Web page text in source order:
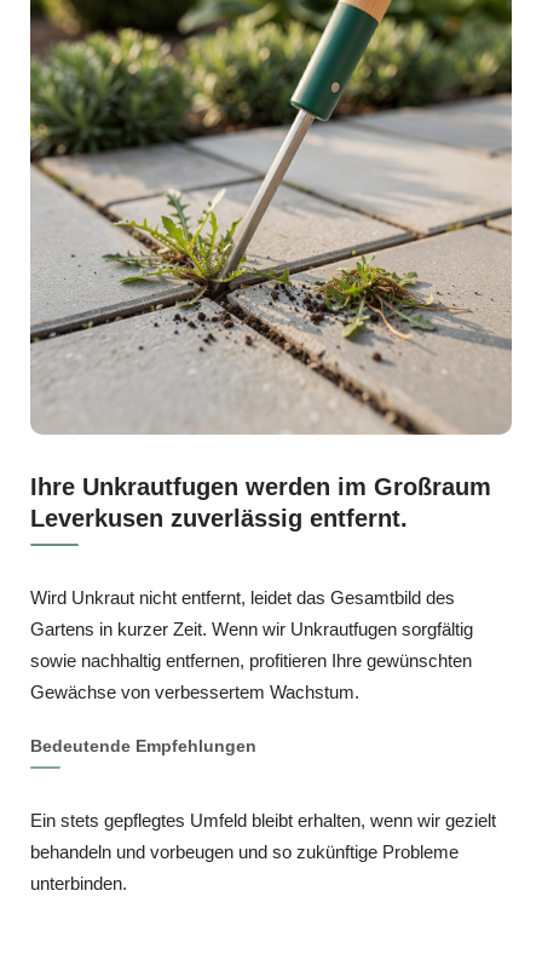
Ihre Unkrautfugen werden im Großraum
Leverkusen zuverlässig entfernt.
Wird Unkraut nicht entfernt, leidet das Gesamtbild des
Gartens in kurzer Zeit. Wenn wir Unkrautfugen sorgfältig
sowie nachhaltig entfernen, profitieren Ihre gewünschten
Gewächse von verbessertem Wachstum.
Bedeutende Empfehlungen
Ein stets gepflegtes Umfeld bleibt erhalten, wenn wir gezielt
behandeln und vorbeugen und so zukünftige Probleme
unterbinden.